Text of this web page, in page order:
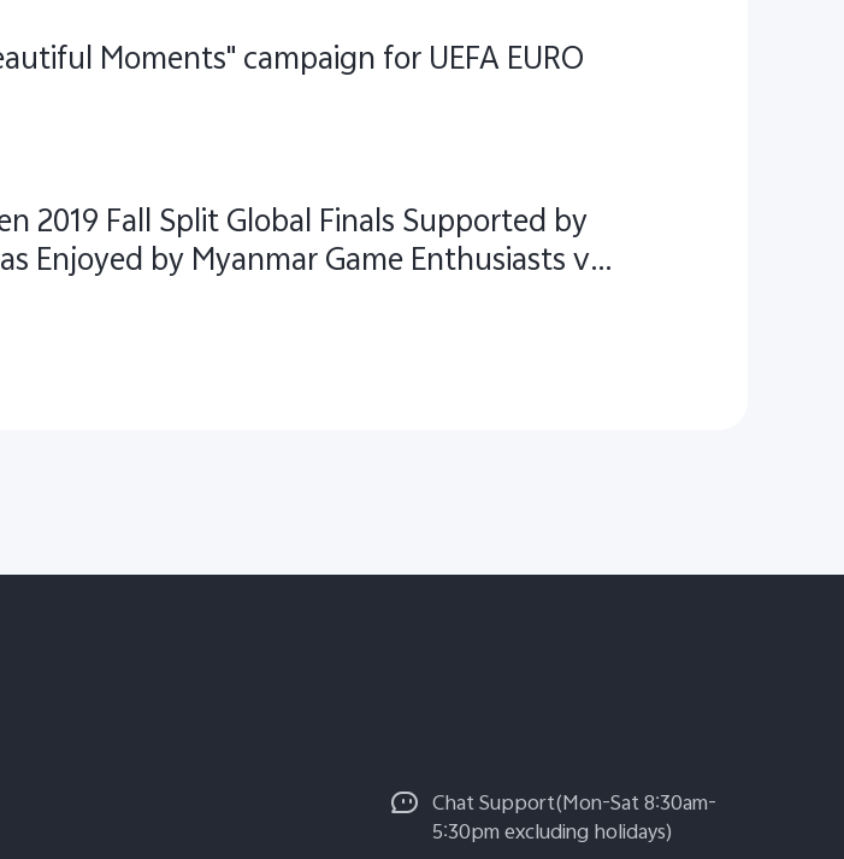
Moments" campaign for UEFA EURO
2019 Fall Split Global Finals Supported by
Enjoyed by Myanmar Game Enthusiasts via
Chat Support(Mon-Sat 8:30am-
5:30pm excluding holidays)